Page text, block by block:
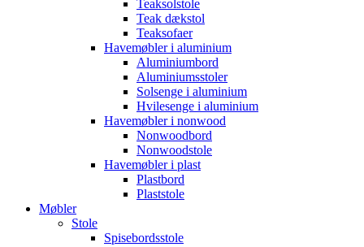
Teaksolstole
Teak dækstol
Teaksofaer
Havemøbler i aluminium
Aluminiumbord
Aluminiumsstoler
Solsenge i aluminium
Hvilesenge i aluminium
Havemøbler i nonwood
Nonwoodbord
Nonwoodstole
Havemøbler i plast
Plastbord
Plaststole
Møbler
Stole
Spisebordsstole